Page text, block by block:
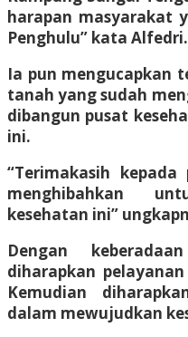
harapan masyarakat
Penghulu” kata Alfedri.
Ia pun mengucapkan
tanah yang sudah
dibangun pusat
ini.
“Terimakasih
menghibahkan
kesehatan ini”
Dengan
diharapkan
Kemudian
dalam mewujudkan